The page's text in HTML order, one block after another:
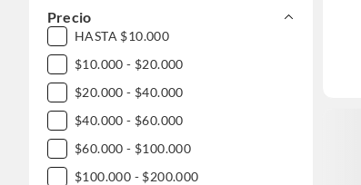
Precio
HASTA $10.000
$10.000 - $20.000
$20.000 - $40.000
$40.000 - $60.000
$60.000 - $100.000
$100.000 - $200.000